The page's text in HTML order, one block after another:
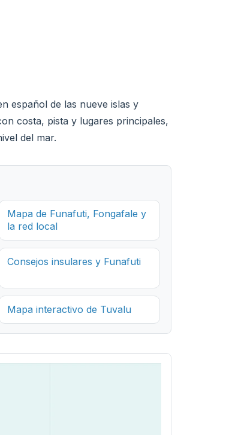
español de las nueve islas y
costa, pista y lugares principales,
del mar.
Mapa de Funafuti, Fongafale y
la red local
Consejos insulares y Funafuti
Mapa interactivo de Tuvalu